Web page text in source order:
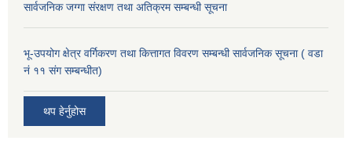
सार्वजनिक जग्गा संरक्षण तथा अतिक्रम सम्बन्धी सूचना
भू-उपयोग क्षेत्र वर्गिकरण तथा कित्तागत विवरण सम्बन्धी सार्वजनिक सूचना ( वडा
नं ११ संग सम्बन्धीत)
थप हेर्नुहोस